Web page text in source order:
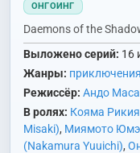
ОНГОИНГ
Daemons of the
Выложено серий: 16
Жанры: приключения
Режиссёр: Андо
В ролях: Кояма
Misaki), Миямото Юмэ
(Nakamura Yuuichi),